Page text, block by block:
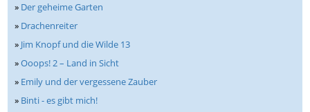
» Der geheime Garten
» Drachenreiter
» Jim Knopf und die Wilde 13
»Ooops! 2 – Land in Sicht
» Emily und der vergessene Zauber
» Binti - es gibt mich!